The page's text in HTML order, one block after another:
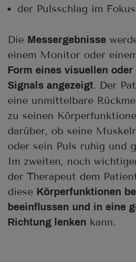
der Pulsschlag im
Die Messergebnisse
einem Monitor oder
Form eines visuellen
Signals angezeigt. Der
eine unmittelbare
zu seinen
darüber, ob seine
oder sein Puls ruhig und
Im zweiten, noch
der Therapeut dem
diese Körperfunktionen
beeinflussen und in eine
Richtung lenken kann.